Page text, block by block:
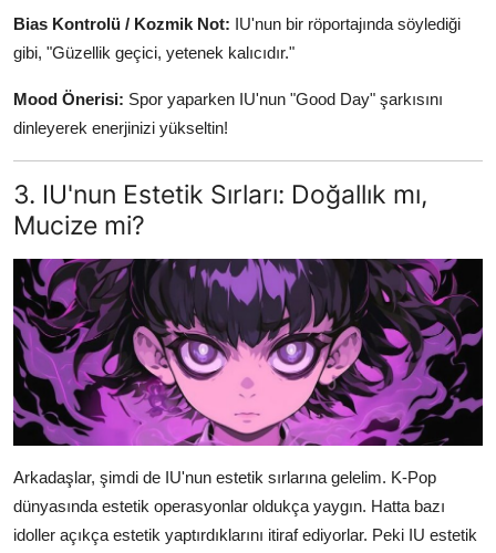
Bias Kontrolü / Kozmik Not: IU'nun bir röportajında söylediği
gibi, "Güzellik geçici, yetenek kalıcıdır."
Mood Önerisi: Spor yaparken IU'nun "Good Day" şarkısını
dinleyerek enerjinizi yükseltin!
3. IU'nun Estetik Sırları: Doğallık mı,
Mucize mi?
Arkadaşlar, şimdi de IU'nun estetik sırlarına gelelim. K-Pop
dünyasında estetik operasyonlar oldukça yaygın. Hatta bazı
idoller açıkça estetik yaptırdıklarını itiraf ediyorlar. Peki IU estetik